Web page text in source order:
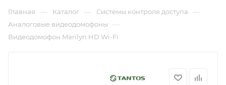
Главная — Каталог — Системы контроля доступа —
Аналоговые видеодомофоны —
Видеодомофон Marilyn HD Wi-Fi